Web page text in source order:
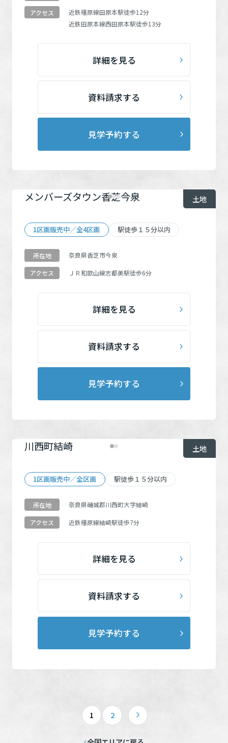
アクセス 近鉄橿原線田原本駅徒歩12分
近鉄田原本線西田原本駅徒歩13分
詳細を見る
資料請求する
見学予約する
土地
メンバーズタウン香芝今泉
1区画販売中／全4区画 駅徒歩１５分以内
所在地 奈良県香芝市今泉
アクセス ＪＲ和歌山線志都美駅徒歩6分
詳細を見る
資料請求する
見学予約する
土地
川西町結崎
1区画販売中／全区画 駅徒歩１５分以内
所在地 奈良県磯城郡川西町大字結崎
アクセス 近鉄橿原線結崎駅徒歩7分
詳細を見る
資料請求する
見学予約する
1 2